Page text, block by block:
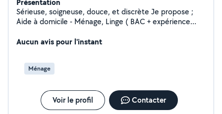
Sérieuse, soigneuse, douce, et discrète Je propose ;
Aide à domicile - Ménage, Linge ( BAC + expérience
garde (à votre domicile)/promenade d'animaux
Aucun avis pour l'instant
Ménage
Voir le profil Contacter